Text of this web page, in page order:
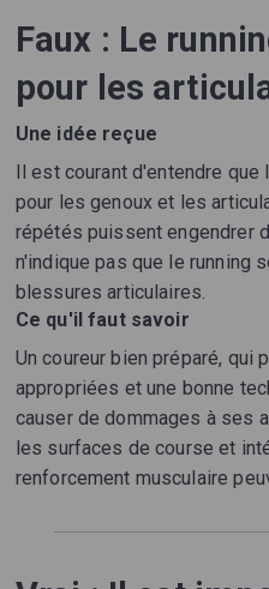
Faux : Le
pour les
Une idée reçue
Il est courant d'entendre
pour les genoux et les
répétés puissent engendrer
n'indique pas que le running
blessures articulaires.
Ce qu'il faut savoir
Un coureur bien préparé, qui
appropriées et une bonne
causer de dommages à ses
les surfaces de course et
renforcement musculaire